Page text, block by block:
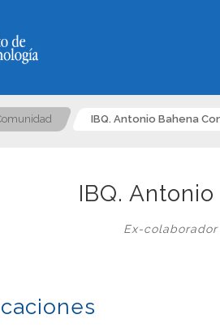
IBQ. Antonio Bahena
IBQ.
Ex-